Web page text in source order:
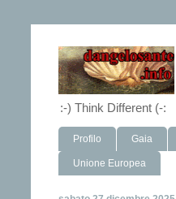
:-) Think Different (-:
Profilo Gaia
Unione Europea